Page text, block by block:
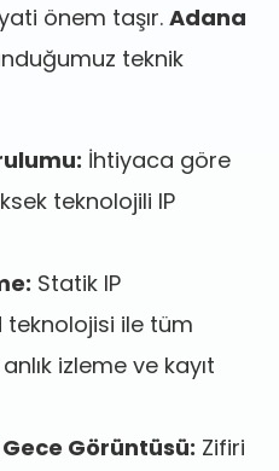
önem taşır. Adana
teknik
İhtiyaca göre
teknolojili IP
Statik IP
teknolojisi ile tüm
izleme ve kayıt
Görüntüsü: Zifiri